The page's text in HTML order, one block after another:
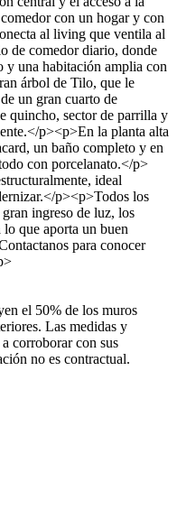
con un hogar y con
al living que ventila al
de comedor diario, donde
y una habitación amplia con
árbol de Tilo, que le
un gran cuarto de
quincho, sector de parrilla y
p><p>En la planta alta
un baño completo y en
con porcelanato.</p>
ideal
p><p>Todos los
ingreso de luz, los
que aporta un buen
para conocer
el 50% de los muros
Las medidas y
corroborar con sus
no es contractual.